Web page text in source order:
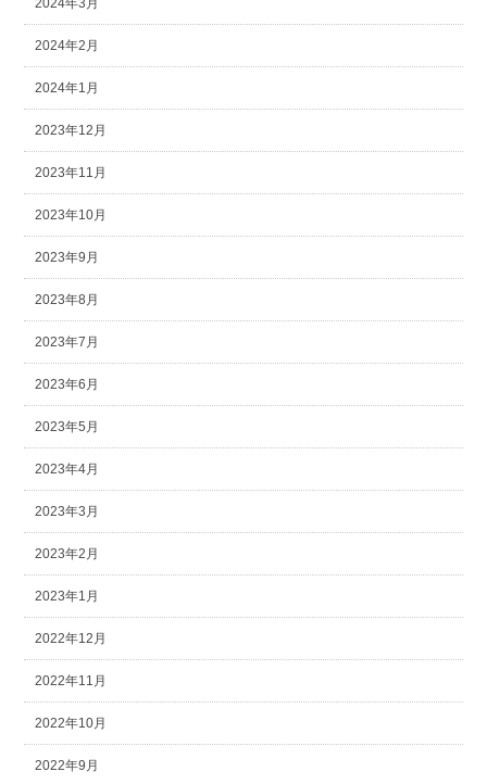
2024年3月
2024年2月
2024年1月
2023年12月
2023年11月
2023年10月
2023年9月
2023年8月
2023年7月
2023年6月
2023年5月
2023年4月
2023年3月
2023年2月
2023年1月
2022年12月
2022年11月
2022年10月
2022年9月